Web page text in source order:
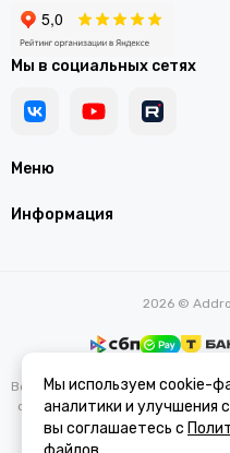
Меню
Информация
Мы в социальных сетях
2026 ©
Вся представленная на сайте
стоимости товаров и услуг,
каких условиях не является
положениями Статьи
Мы используем cookie-
аналитики и улучшения
вы соглашаетесь с